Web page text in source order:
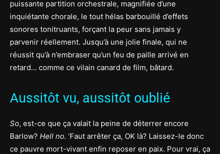
puissante partition orchestrale, magnifiée d’une
inquiétante chorale, le tout hélas barbouillé d’effets
sonores tonitruants, forçant la peur sans jamais y
parvenir réellement. Jusqu’à une jolie finale, qui ne
réussit qu’à n’embraser qu’un feu de paille arrivé en
retard… comme ce vilain canard de film, bâtard.
Aussitôt vu, aussitôt oublié
So, est-ce que ça valait la peine de déterrer encore
Barlow? Hell no. ‘Faut arrêter ça, OK là? Laissez-le donc
ce pauvre mort-vivant enfin reposer en paix. Pour vrai, ça